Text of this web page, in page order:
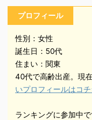
プロフィール
性別：女性
誕生日：50代
住まい：関東
40代で高齢出産。現
いプロフィールはコチ
ランキングに参加中